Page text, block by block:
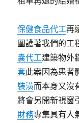
保健食品代工再
圍護著我們的工
囊代工建築物外
套此案因為患者
裝潢而本身又沒
將會另開新視窗
財務專集具有人